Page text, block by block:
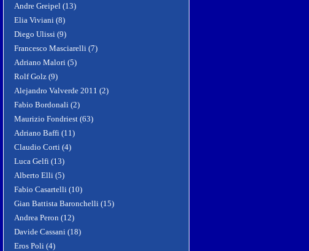
Andre Greipel (13)
Elia Viviani (8)
Diego Ulissi (9)
Francesco Masciarelli (7)
Adriano Malori (5)
Rolf Golz (9)
Alejandro Valverde 2011 (2)
Fabio Bordonali (2)
Maurizio Fondriest (63)
Adriano Baffi (11)
Claudio Corti (4)
Luca Gelfi (13)
Alberto Elli (5)
Fabio Casartelli (10)
Gian Battista Baronchelli (15)
Andrea Peron (12)
Davide Cassani (18)
Eros Poli (4)